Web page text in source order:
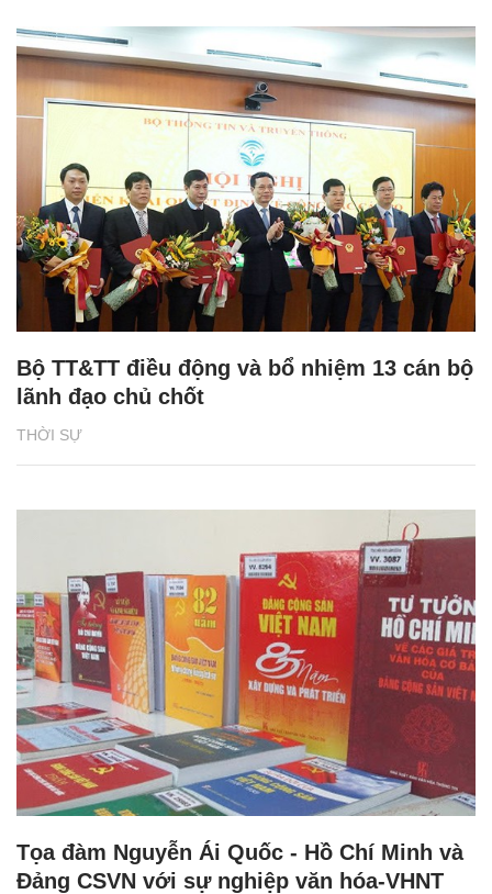
THỜI SỰ
Bộ TT&TT điều động và bổ nhiệm 13 cán bộ
lãnh đạo chủ chốt
Tọa đàm Nguyễn Ái Quốc - Hồ Chí Minh và
Đảng CSVN với sự nghiệp văn hóa-VHNT